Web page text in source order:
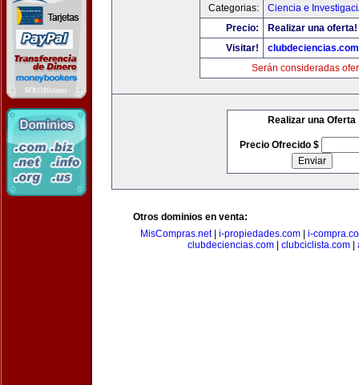
Categorias:
Ciencia e
Precio:
Realizar una oferta!
Visitar!
clubdeciencias.com
Serán consideradas
Realizar una Oferta
Precio Ofrecido $
Otros dominios en venta:
MisCompras.net| i-propiedades.com| i-
clubdeciencias.com
clubciclista.com